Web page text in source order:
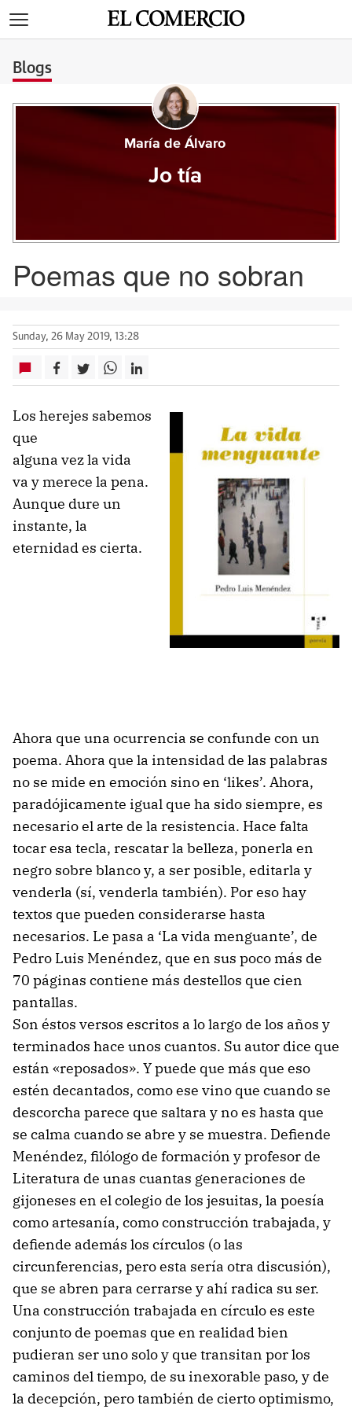
Blogs
María de Álvaro
Jo tía
Poemas que no sobran
Sunday, 26 May 2019, 13:28
Los herejes sabemos
que
alguna vez la vida
va y merece la pena.
Aunque dure un
instante, la
eternidad es cierta.
Ahora que una ocurrencia se confunde con un
poema. Ahora que la intensidad de las palabras
no se mide en emoción sino en ‘likes’. Ahora,
paradójicamente igual que ha sido siempre, es
necesario el arte de la resistencia. Hace falta
tocar esa tecla, rescatar la belleza, ponerla en
negro sobre blanco y, a ser posible, editarla y
venderla (sí, venderla también). Por eso hay
textos que pueden considerarse hasta
necesarios. Le pasa a ‘La vida menguante’, de
Pedro Luis Menéndez, que en sus poco más de
70 páginas contiene más destellos que cien
pantallas.
Son éstos versos escritos a lo largo de los años y
terminados hace unos cuantos. Su autor dice que
están «reposados». Y puede que más que eso
estén decantados, como ese vino que cuando se
descorcha parece que saltara y no es hasta que
se calma cuando se abre y se muestra. Defiende
Menéndez, filólogo de formación y profesor de
Literatura de unas cuantas generaciones de
gijoneses en el colegio de los jesuitas, la poesía
como artesanía, como construcción trabajada, y
defiende además los círculos (o las
circunferencias, pero esta sería otra discusión),
que se abren para cerrarse y ahí radica su ser.
Una construcción trabajada en círculo es este
conjunto de poemas que en realidad bien
pudieran ser uno solo y que transitan por los
caminos del tiempo, de su inexorable paso, y de
la decepción, pero también de cierto optimismo,